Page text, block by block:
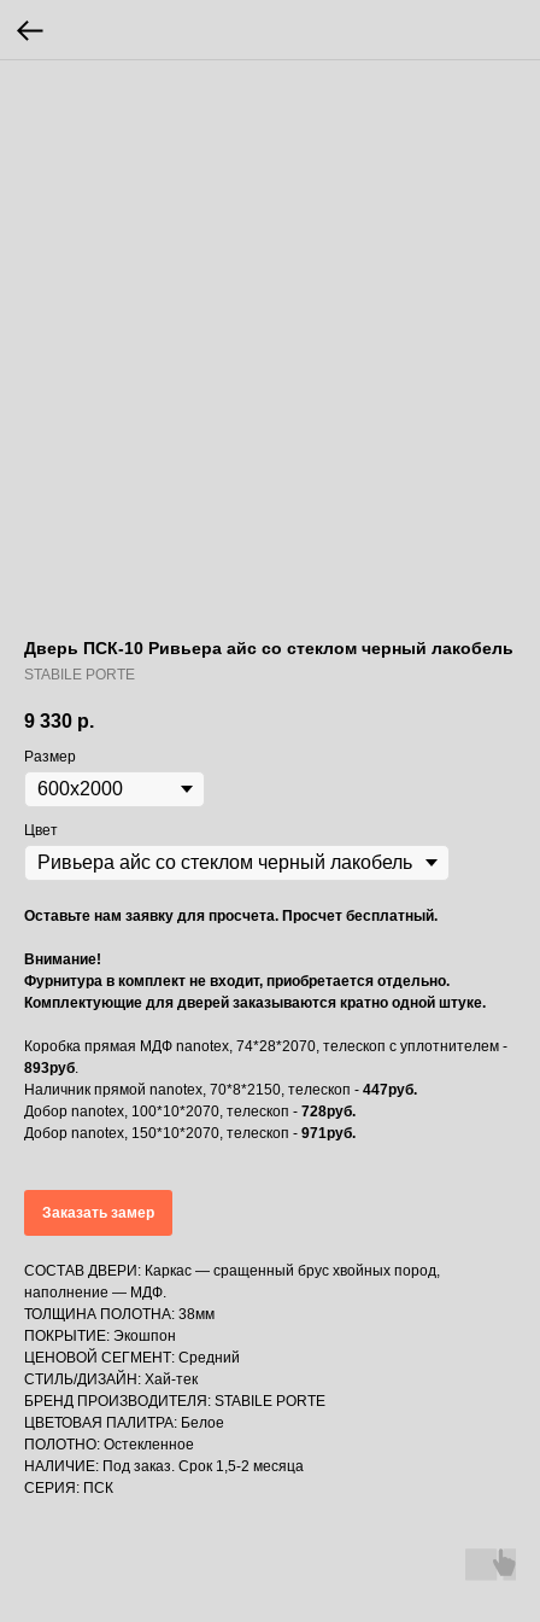
Дверь ПСК-10 Ривьера айс со стеклом черный лакобель
STABILE PORTE
9 330 р.
Размер
Цвет
Оставьте нам заявку для просчета. Просчет бесплатный.
Внимание!
Фурнитура в комплект не входит, приобретается отдельно.
Комплектующие для дверей заказываются кратно одной штуке.
Коробка прямая МДФ nanotex, 74*28*2070, телескоп с уплотнителем -
893руб.
Наличник прямой nanotex, 70*8*2150, телескоп - 447руб.
Добор nanotex, 100*10*2070, телескоп - 728руб.
Добор nanotex, 150*10*2070, телескоп - 971руб.
Заказать замер
СОСТАВ ДВЕРИ: Каркас — сращенный брус хвойных пород,
наполнение — МДФ.
ТОЛЩИНА ПОЛОТНА: 38мм
ПОКРЫТИЕ: Экошпон
ЦЕНОВОЙ СЕГМЕНТ: Средний
СТИЛЬ/ДИЗАЙН: Хай-тек
БРЕНД ПРОИЗВОДИТЕЛЯ: STABILE PORTE
ЦВЕТОВАЯ ПАЛИТРА: Белое
ПОЛОТНО: Остекленное
НАЛИЧИЕ: Под заказ. Срок 1,5-2 месяца
СЕРИЯ: ПСК